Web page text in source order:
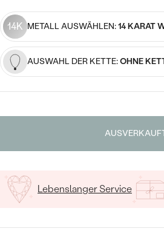
LUXURIÖSE
Eheringe
MIT DIAMANT
MIT LAB GROWN
MIT MOISSANIT
MIT SCHWARZEN
MIT EDELSTEIN
GOLD
SILBER
DIAMANTSCHMUCK
EDELSTEINSCHMUCK
DIAMANTEN
MIT EDELSTEIN
PERLENOHRRINGE
NACH EDELSTEIN
MIT DIAMANT
PERLENKETTEN
NACH PREIS
PREISWERTE
MIT DIAMANT
MIT EDELSTEIN
PERLENRINGE
14K METALL AUSWÄHLEN:14 KARAT
AUSWAHL DER KETTE:OHNE
Lebenslanger Service